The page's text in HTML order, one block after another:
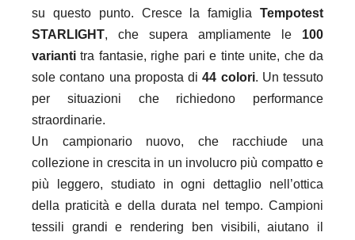
su questo punto. Cresce la famiglia Tempotest
STARLIGHT, che supera ampliamente le 100
varianti tra fantasie, righe pari e tinte unite, che da
sole contano una proposta di44 colori. Un tessuto
per situazioni che richiedono performance
straordinarie.
Un campionario nuovo, che racchiude una
collezione in crescita in un involucro più compatto e
più leggero, studiato in ogni dettaglio nell’ottica
della praticità e della durata nel tempo. Campioni
tessili grandi e rendering ben visibili, aiutano il